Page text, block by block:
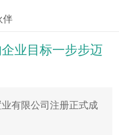
伴
业目标一步步迈
有限公司注册正式成